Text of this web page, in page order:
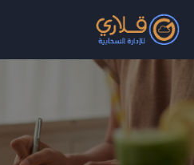
انتقال إلى المحتوى الرئيسي